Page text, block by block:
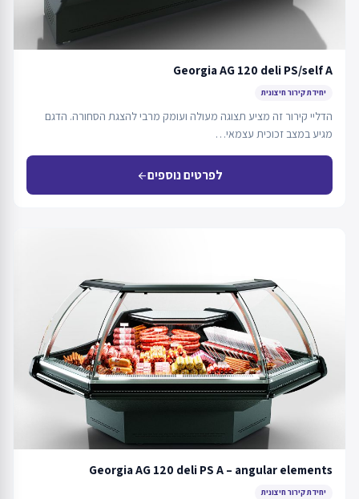
Georgia AG 120 deli PS/self A
יחידת קירור חיצונית
הדליי קירור זה מציע תצוגה מעולה ועומק מרבי להצגת הסחורה. הדגם
מגיע במצב זכוכית עצמאי…
לפרטים נוספיםarrow_back
Georgia AG 120 deli PS A – angular elements
יחידת קירור חיצונית